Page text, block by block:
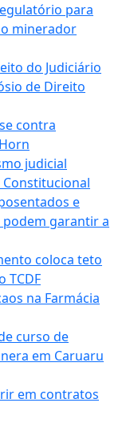
para
minerador
do Judiciário
de Direito
contra
judicial
e
podem garantir a
coloca teto
TCDF
na Farmácia
curso de
em Caruaru
em contratos